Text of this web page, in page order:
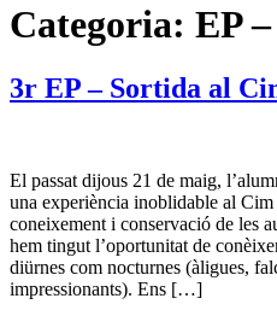
Categoria: EP
3r EP – Sortida al
El passat dijous 21 de maig,
una experiència inoblidable al
coneixement i conservació de les
hem tingut l’oportunitat de
diürnes com nocturnes (àligues,
impressionants). Ens […]